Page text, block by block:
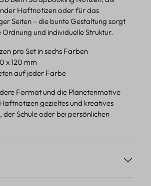
Haftnotizen oder für das
Seiten – die bunte Gestaltung sorgt
und individuelle Struktur.
pro Set in sechs Farben
x 120 mm
auf jeder Farbe
Format und die Planetenmotive
gezieltes und kreatives
der Schule oder bei persönlichen